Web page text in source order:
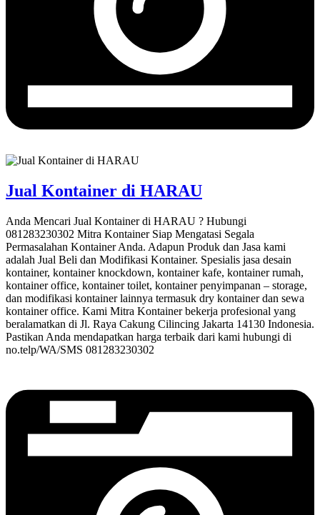
Jual Kontainer di HARAU
Anda Mencari Jual Kontainer di HARAU ? Hubungi
081283230302 Mitra Kontainer Siap Mengatasi Segala
Permasalahan Kontainer Anda. Adapun Produk dan Jasa kami
adalah Jual Beli dan Modifikasi Kontainer. Spesialis jasa desain
kontainer, kontainer knockdown, kontainer kafe, kontainer rumah,
kontainer office, kontainer toilet, kontainer penyimpanan – storage,
dan modifikasi kontainer lainnya termasuk dry kontainer dan sewa
kontainer office. Kami Mitra Kontainer bekerja profesional yang
beralamatkan di Jl. Raya Cakung Cilincing Jakarta 14130 Indonesia.
Pastikan Anda mendapatkan harga terbaik dari kami hubungi di
no.telp/WA/SMS 081283230302